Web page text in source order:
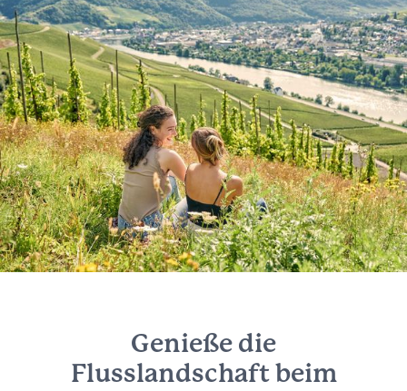
Genieße die
Flusslandschaft beim